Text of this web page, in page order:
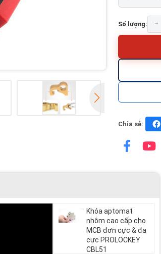
Số lượng: −
Chia sẻ:
Khóa aptomat
nhôm cao cấp cho
MCB đơn cực & đa
cực PROLOCKEY
CBL51